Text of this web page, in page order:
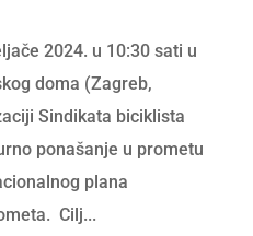
2024. u 10:30 sati u
doma (Zagreb,
Sindikata biciklista
ponašanje u prometu
plana
Cilj...